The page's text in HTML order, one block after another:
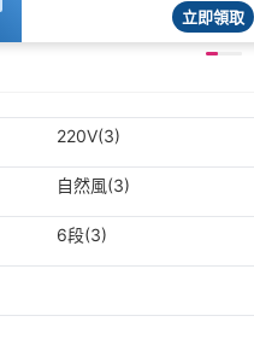
立即領取
220V(3)
自然風(3)
6段(3)